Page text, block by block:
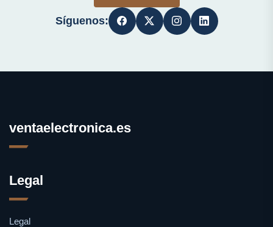
Síguenos:
ventaelectronica.es
Legal
Legal